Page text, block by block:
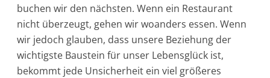
buchen wir den nächsten. Wenn ein Restaurant
nicht überzeugt, gehen wir woanders essen. Wenn
wir jedoch glauben, dass unsere Beziehung der
wichtigste Baustein für unser Lebensglück ist,
bekommt jede Unsicherheit ein viel größeres